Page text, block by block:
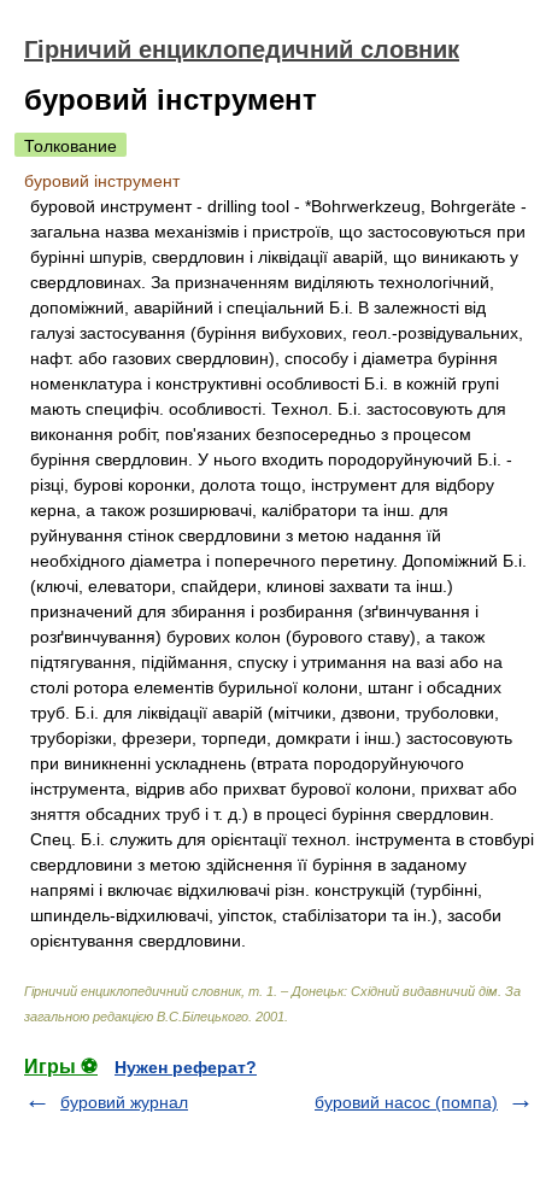
Гірничий енциклопедичний словник
буровий інструмент
Толкование
буровий інструмент
буровой инструмент - drilling tool - *Bohrwerkzeug, Bohrgeräte -
загальна назва механізмів і пристроїв, що застосовуються при
бурінні шпурів, свердловин і ліквідації аварій, що виникають у
свердловинах. За призначенням виділяють технологічний,
допоміжний, аварійний і спеціальний Б.і. В залежності від
галузі застосування (буріння вибухових, геол.-розвідувальних,
нафт. або газових свердловин), способу і діаметра буріння
номенклатура і конструктивні особливості Б.і. в кожній групі
мають специфіч. особливості. Технол. Б.і. застосовують для
виконання робіт, пов'язаних безпосередньо з процесом
буріння свердловин. У нього входить породоруйнуючий Б.і. -
різці, бурові коронки, долота тощо, інструмент для відбору
керна, а також розширювачі, калібратори та інш. для
руйнування стінок свердловини з метою надання їй
необхідного діаметра і поперечного перетину. Допоміжний Б.і.
(ключі, елеватори, спайдери, клинові захвати та інш.)
призначений для збирання і розбирання (зґвинчування і
розґвинчування) бурових колон (бурового ставу), а також
підтягування, підіймання, спуску і утримання на вазі або на
столі ротора елементів бурильної колони, штанг і обсадних
труб. Б.і. для ліквідації аварій (мітчики, дзвони, труболовки,
труборізки, фрезери, торпеди, домкрати і інш.) застосовують
при виникненні ускладнень (втрата породоруйнуючого
інструмента, відрив або прихват бурової колони, прихват або
зняття обсадних труб і т. д.) в процесі буріння свердловин.
Спец. Б.і. служить для орієнтації технол. інструмента в стовбурі
свердловини з метою здійснення її буріння в заданому
напрямі і включає відхилювачі різн. конструкцій (турбінні,
шпиндель-відхилювачі, уіпсток, стабілізатори та ін.), засоби
орієнтування свердловини.
Гірничий енциклопедичний словник, т. 1. – Донецьк: Східний видавничий дім За
загальною редакцією В.С.Білецького 2001
Игры ⚽
Нужен реферат?
буровий журнал
буровий насос (помпа)